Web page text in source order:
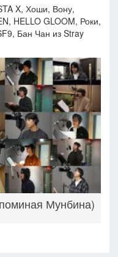
X, Хоши, Вону,
HELLO GLOOM, Роки,
Бан Чан из Stray
Мунбина)